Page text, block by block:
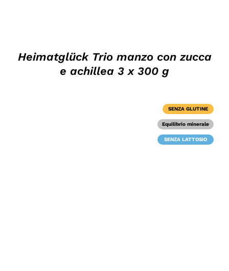
Heimatglück Trio manzo con zucca
e achillea 3 x 300 g
SENZA GLUTINE
Equilibrio minerale
SENZA LATTOSIO